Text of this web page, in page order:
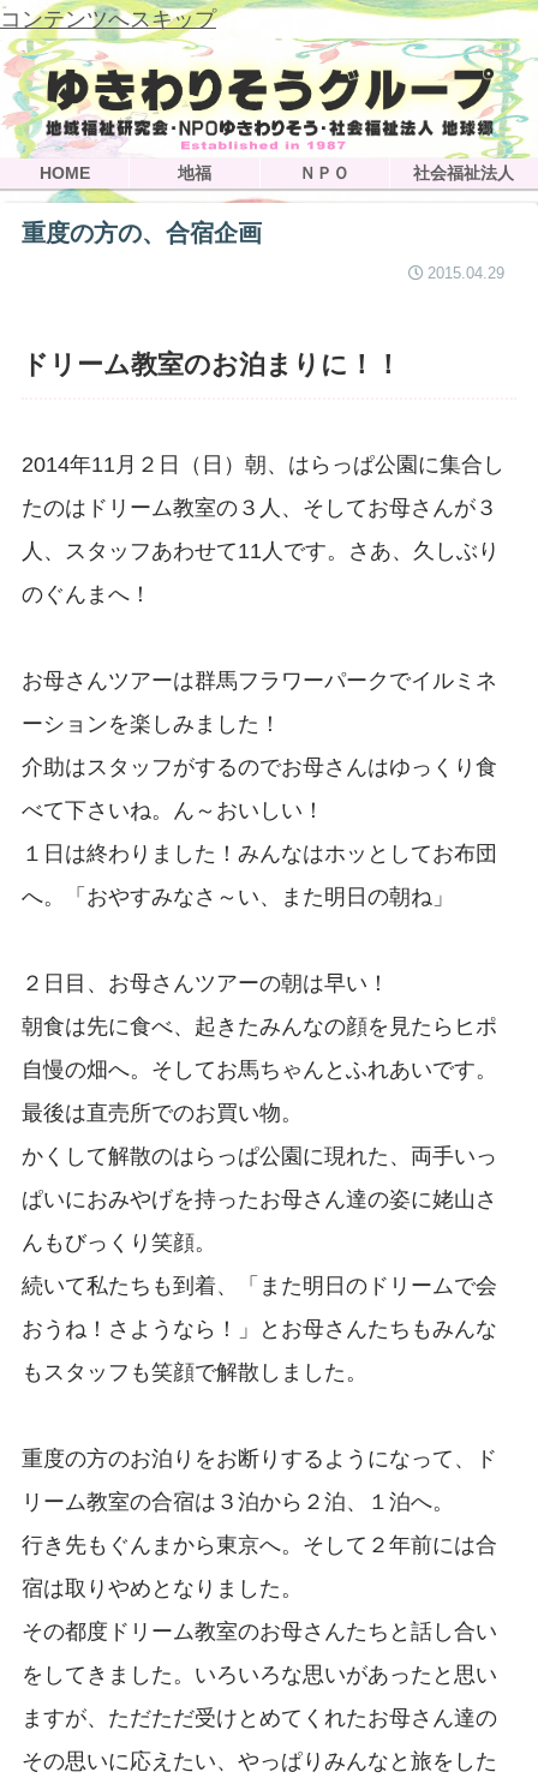
コンテンツへスキップ
HOME 地福 ＮＰＯ 社会福祉法人
重度の方の、合宿企画
2015.04.29
ドリーム教室のお泊まりに！！
2014年11月２日（日）朝、はらっぱ公園に集合し
たのはドリーム教室の３人、そしてお母さんが３
人、スタッフあわせて11人です。さあ、久しぶり
のぐんまへ！
お母さんツアーは群馬フラワーパークでイルミネ
ーションを楽しみました！
介助はスタッフがするのでお母さんはゆっくり食
べて下さいね。ん～おいしい！
１日は終わりました！みんなはホッとしてお布団
へ。「おやすみなさ～い、また明日の朝ね」
２日目、お母さんツアーの朝は早い！
朝食は先に食べ、起きたみんなの顔を見たらヒポ
自慢の畑へ。そしてお馬ちゃんとふれあいです。
最後は直売所でのお買い物。
かくして解散のはらっぱ公園に現れた、両手いっ
ぱいにおみやげを持ったお母さん達の姿に姥山さ
んもびっくり笑顔。
続いて私たちも到着、「また明日のドリームで会
おうね！さようなら！」とお母さんたちもみんな
もスタッフも笑顔で解散しました。
重度の方のお泊りをお断りするようになって、ド
リーム教室の合宿は３泊から２泊、１泊へ。
行き先もぐんまから東京へ。そして２年前には合
宿は取りやめとなりました。
その都度ドリーム教室のお母さんたちと話し合い
をしてきました。いろいろな思いがあったと思い
ますが、ただただ受けとめてくれたお母さん達の
その思いに応えたい、やっぱりみんなと旅をした